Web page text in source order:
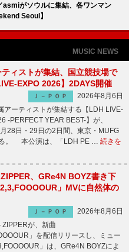
がソウルに集結、各ワンマン
Seoul】
MUSIC NEWS
ィストが集結、国立競技場で
EXPO 2026】2DAYS開催
Ｊ－ＰＯＰ
2026年8月6日
ーティストが集結する【LDH LIVE-
-PERFECT YEAR BEST-】が、
28日・29日の2日間、東京・MUFG
る。 本公演は、「LDH PE … 続きを
、GRe4N BOYZ書き下
」MVに自然体の
Ｊ－ＰＯＰ
2026年8月6日
が、新曲
」を配信リリースし、ミュー
」は、GRe4N BOYZによ